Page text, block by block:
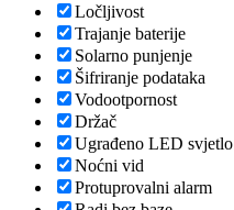
Ločljivost
Trajanje baterije
Solarno punjenje
Šifriranje podataka
Vodootpornost
Držač
Ugrađeno LED svjetlo
Noćni vid
Protuprovalni alarm